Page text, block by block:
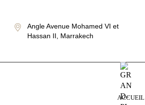
Angle Avenue Mohamed VI et
Hassan II, Marrakech
ACCUEIL